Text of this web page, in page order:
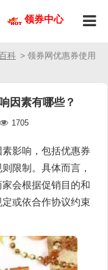
领券中心
科 > 领券网优惠券使用
因素有哪些？
1705
影响，包括优惠券
限制。具体而言，
会根据促销目的和
或依合作协议约束